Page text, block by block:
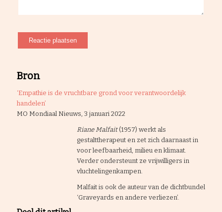
Bron
‘Empathie is de vruchtbare grond voor verantwoordelijk
handelen’
MO Mondiaal Nieuws, 3 januari 2022
Riane Malfait(1957) werkt als
gestalttherapeut en zet zich daarnaast in
voor leefbaarheid, milieu en klimaat.
Verder ondersteunt ze vrijwilligers in
vluchtelingenkampen.
Malfait is ook de auteur van de dichtbundel
‘Graveyards en andere verliezen’.